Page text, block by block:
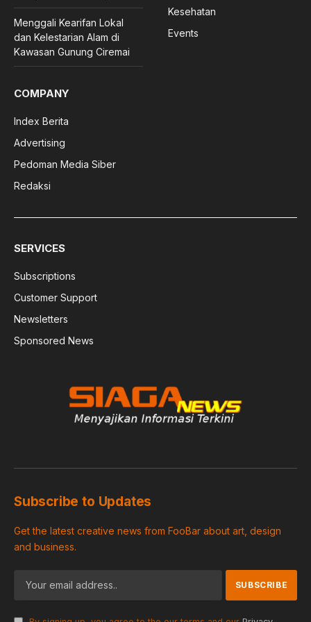
Menggali Kearifan Lokal
dan Kelestarian Alam di
Kawasan Gunung Ciremai
Kesehatan
Events
COMPANY
Index Berita
Advertising
Pedoman Media Siber
Redaksi
SERVICES
Subscriptions
Customer Support
Newsletters
Sponsored News
Subscribe to Updates
Get the latest creative news from FooBar about art, design
and business.